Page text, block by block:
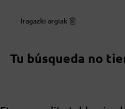
Iragazki argiak
Tu búsqueda no